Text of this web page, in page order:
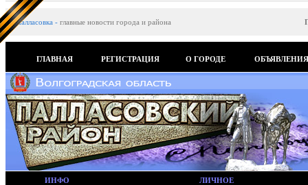
Палласовка - главные новости города и района
ГЛАВНАЯ РЕГИСТРАЦИЯ О ГОРОДЕ ОБЪЯВЛЕНИЯ
ИНФО
ЛИЧНОЕ